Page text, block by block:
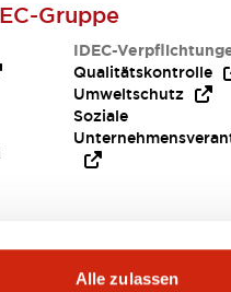
Alle zulassen
Gruppe
IDEC-
Qualitätskontrolle
Umweltschutz
Soziale